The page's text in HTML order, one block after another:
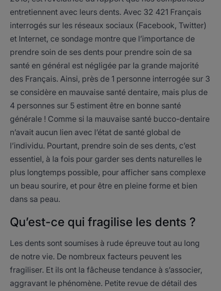
entretiennent avec leurs dents. Avec 32 421 Français
interrogés sur les réseaux sociaux (Facebook, Twitter)
et Internet, ce sondage montre que l’importance de
prendre soin de ses dents pour prendre soin de sa
santé en général est négligée par la grande majorité
des Français. Ainsi, près de 1 personne interrogée sur 3
se considère en mauvaise santé dentaire, mais plus de
4 personnes sur 5 estiment être en bonne santé
générale ! Comme si la mauvaise santé bucco-dentaire
n’avait aucun lien avec l’état de santé global de
l’individu. Pourtant, prendre soin de ses dents, c’est
essentiel, à la fois pour garder ses dents naturelles le
plus longtemps possible, pour afficher sans complexe
un beau sourire, et pour être en pleine forme et bien
dans sa peau.
Qu’est-ce qui fragilise les dents ?
Les dents sont soumises à rude épreuve tout au long
de notre vie. De nombreux facteurs peuvent les
fragiliser. Et ils ont la fâcheuse tendance à s’associer,
aggravant le phénomène. Petite revue de détail des